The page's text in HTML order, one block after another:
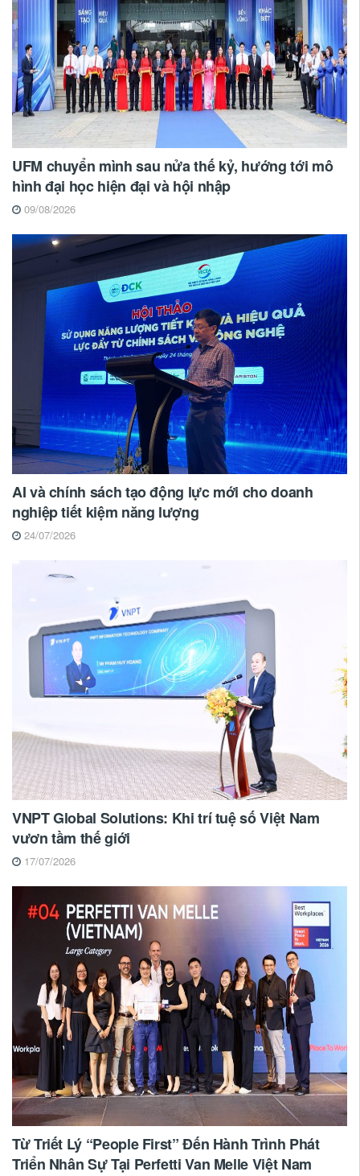
UFM chuyển mình sau nửa thế kỷ, hướng tới mô
hình đại học hiện đại và hội nhập
09/08/2026
AI và chính sách tạo động lực mới cho doanh
nghiệp tiết kiệm năng lượng
24/07/2026
VNPT Global Solutions: Khi trí tuệ số Việt Nam
vươn tầm thế giới
17/07/2026
Từ Triết Lý “People First” Đến Hành Trình Phát
Triển Nhân Sự Tại Perfetti Van Melle Việt Nam